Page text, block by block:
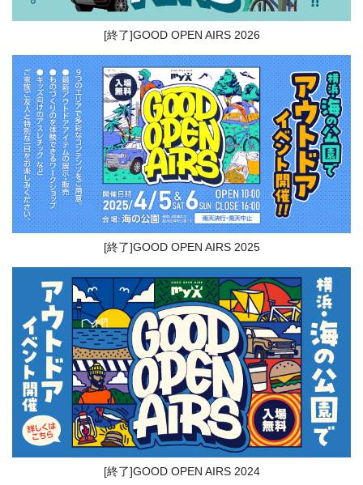
[終了]GOOD OPEN AIRS 2026
[終了]GOOD OPEN AIRS 2025
[終了]GOOD OPEN AIRS 2024